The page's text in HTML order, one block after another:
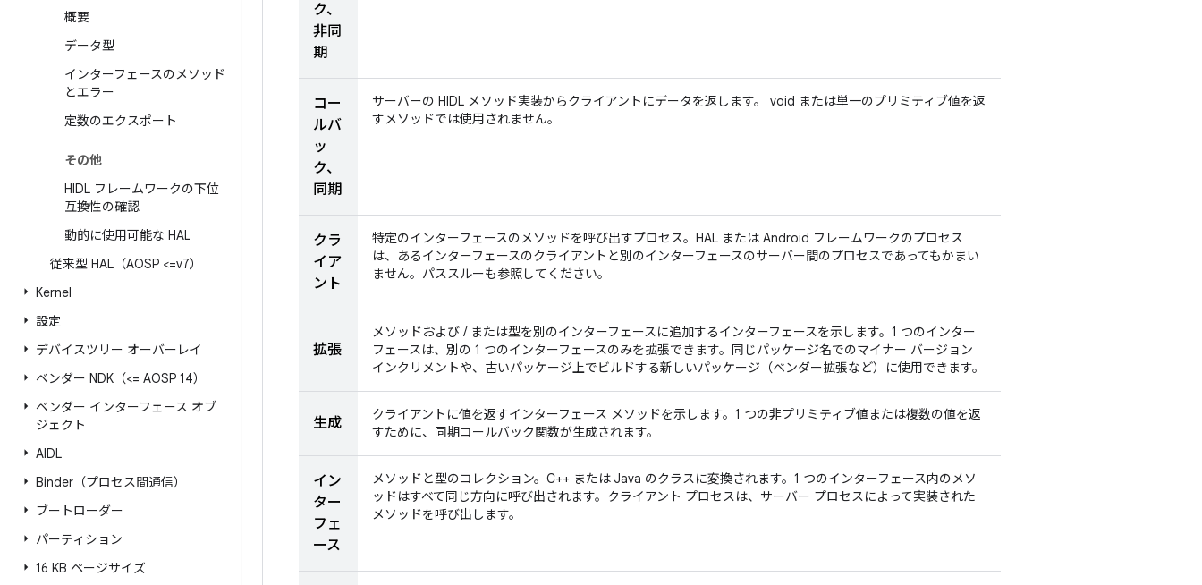
概要
データ型
インターフェースのメソッド
とエラー
定数のエクスポート
その他
HIDL フレームワークの下位
互換性の確認
動的に使用可能な HAL
従来型 HAL（AOSP <=v7）
Kernel
設定
デバイスツリー オーバーレイ
ベンダー NDK（<= AOSP 14）
ベンダー インターフェース オブ
ジェクト
AIDL
Binder（プロセス間通信）
ブートローダー
パーティション
16 KB ページサイズ
ク、
非同
期
コー
ルバ
ッ
ク、
同期
サーバーの HIDL メソッド実装からクライアントにデータを返します。 void または単一のプリミティブ値を返
すメソッドでは使用されません。
クラ
イア
ント
特定のインターフェースのメソッドを呼び出すプロセス。HAL または Android フレームワークのプロセス
は、あるインターフェースのクライアントと別のインターフェースのサーバー間のプロセスであってもかまい
ません。パススルーも参照してください。
拡張
メソッドおよび / または型を別のインターフェースに追加するインターフェースを示します。1 つのインター
フェースは、別の 1 つのインターフェースのみを拡張できます。同じパッケージ名でのマイナー バージョン
インクリメントや、古いパッケージ上でビルドする新しいパッケージ（ベンダー拡張など）に使用できます。
生成
クライアントに値を返すインターフェース メソッドを示します。1 つの非プリミティブ値または複数の値を返
すために、同期コールバック関数が生成されます。
イン
ター
フェ
ース
メソッドと型のコレクション。C++ または Java のクラスに変換されます。1 つのインターフェース内のメソ
ッドはすべて同じ方向に呼び出されます。クライアント プロセスは、サーバー プロセスによって実装された
メソッドを呼び出します。